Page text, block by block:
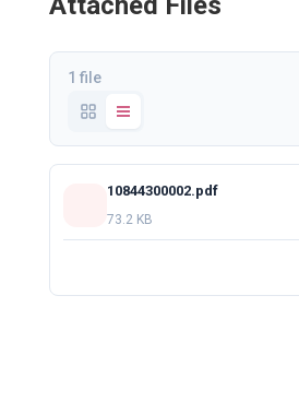
1 file
10844300002.pdf
73.2 KB